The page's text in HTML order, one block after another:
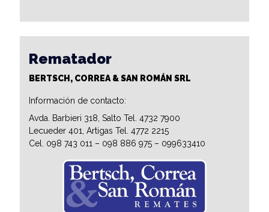
Rematador
BERTSCH, CORREA & SAN ROMÁN SRL
Información de contacto:
Avda. Barbieri 318, Salto Tel. 4732 7900
Lecueder 401, Artigas Tel. 4772 2215
Cel. 098 743 011 – 098 886 975 – 099633410